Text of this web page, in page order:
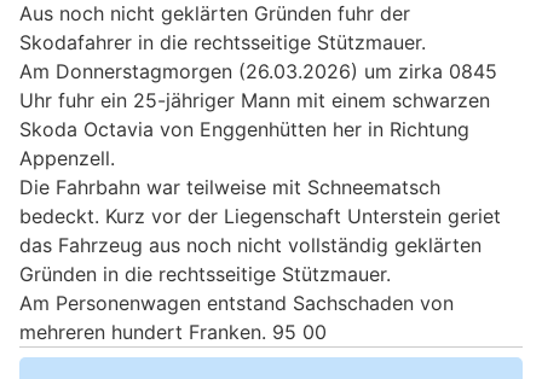
Aus noch nicht geklärten Gründen fuhr der
Skodafahrer in die rechtsseitige Stützmauer.
Am Donnerstagmorgen (26.03.2026) um zirka 0845
Uhr fuhr ein 25-jähriger Mann mit einem schwarzen
Skoda Octavia von Enggenhütten her in Richtung
Appenzell.
Die Fahrbahn war teilweise mit Schneematsch
bedeckt. Kurz vor der Liegenschaft Unterstein geriet
das Fahrzeug aus noch nicht vollständig geklärten
Gründen in die rechtsseitige Stützmauer.
Am Personenwagen entstand Sachschaden von
mehreren hundert Franken. 95 00